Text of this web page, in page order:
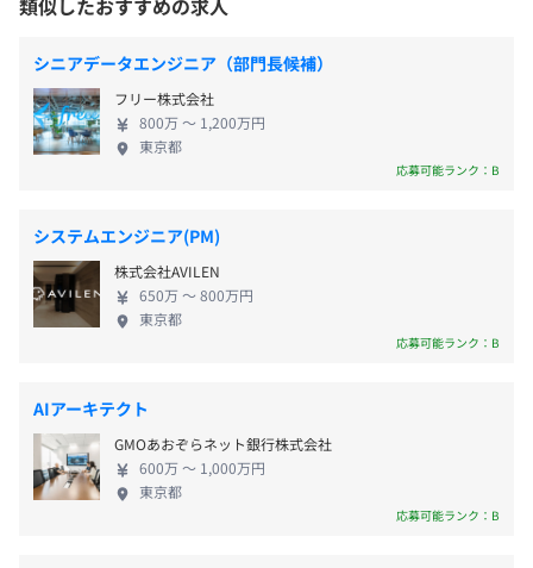
従業員に対する受動喫煙対策：屋内全面禁煙
JR中央線JR総武線「四ツ谷駅」 徒歩約1分
東京メトロ南北線「四ツ谷駅」 徒歩約1分
東京メトロ丸ノ内線「四ツ谷駅」 徒歩約3分
当等）
賞与実績：年2回（6月・12月）
昇給査定：年1回（3月）
・社会保険完備（健康保険・厚生年金保険、雇用保険・労
・団体傷害疾病保険
み、自ら課題発見し、周囲と協力して新しい価値創
出を共に推進する仲間を募集しています！ PayPay銀
行株式会社は、インターネット・IT革命を背景に、
消費者志向型の新たな金融サービスの提供をビジネ
スモデルとし、従来の銀行にはない新しいサービス
やシステムの開発・提供に努めています。 ◾️第一に、
す。従来型の銀行の多くは、インターネットバンキン
グサービスを店舗の代替チャネル、あるいはチャネ
ル多様化の一環として位置づけていますが、PayPay
銀行株式会社では、「ネット社会の発展に伴い新た
なマーケットが創造されつつあるとの認識のもと、
デルを構築する」ことを重要な基本戦略とし、ファ
ーストムーバーとして早期に新たなお客さまとのお
取引拡大を目指していきます。 ◾️第二に、インターネ
ット・IT・アウトソースの活用により「低コスト構
造化の早期推進」に努め、従来型の銀行や今後登場
類似したおすすめの求人
シニアデータエンジニア（部門長候補）
フリー株式会社
800万 〜 1,200万円
東京都
応募可能ランク：B
システムエンジニア(PM)
株式会社AVILEN
650万 〜 800万円
東京都
応募可能ランク：B
AIアーキテクト
GMOあおぞらネット銀行株式会社
600万 〜 1,000万円
東京都
応募可能ランク：B